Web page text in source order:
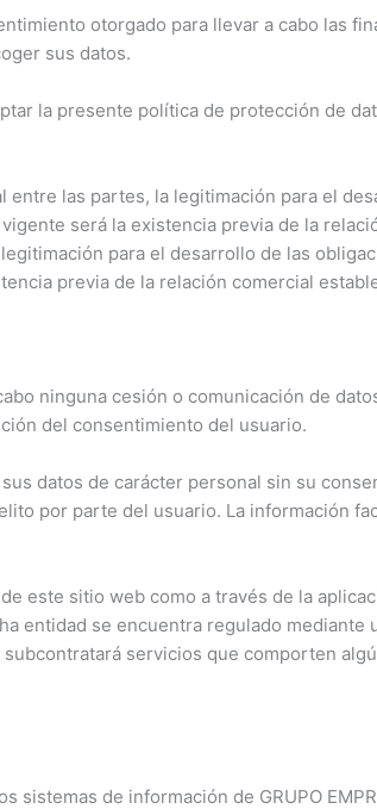
otorgado para llevar a cabo las
sus datos.
la presente política de protección de
las partes, la legitimación para el
será la existencia previa de la
para el desarrollo de las
previa de la relación comercial
cabo ninguna cesión o comunicación de
del consentimiento del usuario.
datos de carácter personal sin su
por parte del usuario. La información
este sitio web como a través de la
entidad se encuentra regulado
servicios que comporten
de información de GRUPO